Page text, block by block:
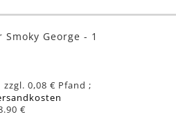
George - 1
0,08 €
€